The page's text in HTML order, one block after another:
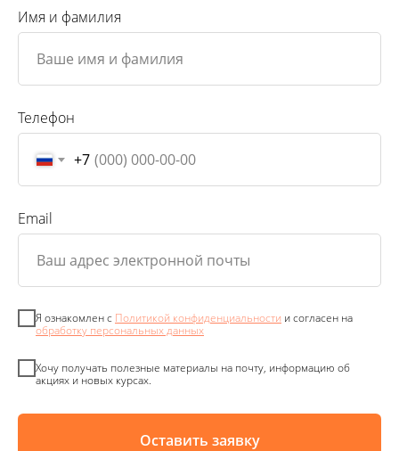
Имя и фамилия
Телефон
+7
Email
Я ознакомлен с Политикой конфиденциальности и согласен на
обработку персональных данных
Хочу получать полезные материалы на почту, информацию об
акциях и новых курсах.
Оставить заявку